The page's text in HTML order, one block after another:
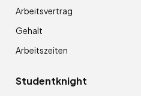
Arbeitsvertrag
Gehalt
Arbeitszeiten
Studentknight